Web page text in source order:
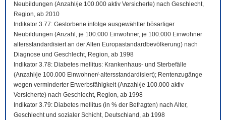
Neubildungen (Anzahl/je 100.000 aktiv Versicherte) nach Geschlecht,
Region, ab 2010
Indikator 3.77: Gestorbene infolge ausgewählter bösartiger
Neubildungen (Anzahl, je 100.000 Einwohner, je 100.000 Einwohner
altersstandardisiert an der Alten Europastandardbevölkerung) nach
Diagnose und Geschlecht, Region, ab 1998
Indikator 3.78: Diabetes mellitus: Krankenhaus- und Sterbefälle
(Anzahl/je 100.000 Einwohner/-altersstandardisiert); Rentenzugänge
wegen verminderter Erwerbsfähigkeit (Anzahl/je 100.000 aktiv
Versicherte) nach Geschlecht, Region, ab 1998
Indikator 3.79: Diabetes mellitus (in % der Befragten) nach Alter,
Geschlecht und sozialer Schicht, Deutschland, ab 1998